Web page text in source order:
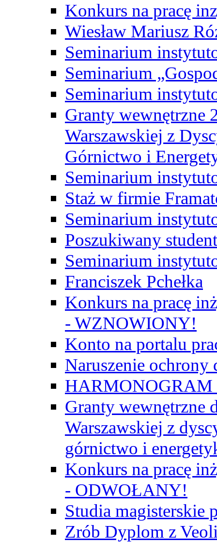
Konkurs na pracę
Wiesław Mariusz
Seminarium
Seminarium
Seminarium
Granty wewnętrzne
Warszawskiej z
Górnictwo i
Seminarium
Staż w firmie
Seminarium
Poszukiwany
Seminarium
Franciszek Pchełka
Konkurs na pracę
- WZNOWIONY!
Konto na portalu
Naruszenie ochrony
Granty wewnętrzne
Warszawskiej z
górnictwo i
Konkurs na pracę
- ODWOŁANY!
Studia magisterskie
Zrób Dyplom z